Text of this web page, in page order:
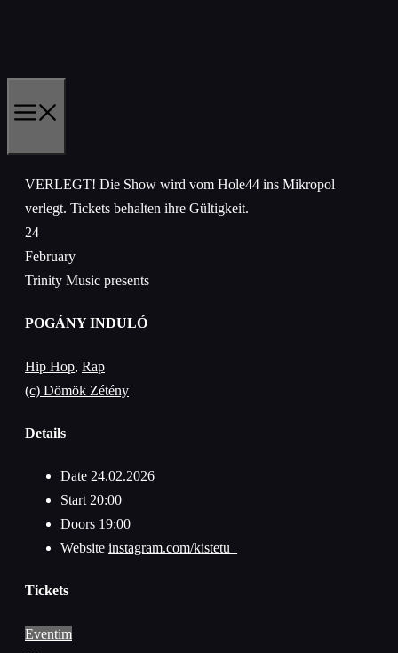
VERLEGT! Die Show wird vom Hole44 ins Mikropol
verlegt. Tickets behalten ihre Gültigkeit.
24
February
Trinity Music presents
POGÁNY INDULÓ
Hip Hop, Rap
(c) Dömök Zétény
Details
Date 24.02.2026
Start 20:00
Doors 19:00
Website instagram.com/kistetu_
Tickets
Eventim